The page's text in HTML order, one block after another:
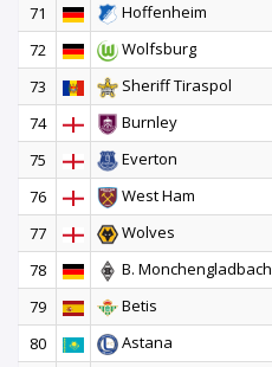
71
Hoffenheim
72
Wolfsburg
73
Sheriff Tiraspol
74
Burnley
75
Everton
76
West Ham
77
Wolves
78
B. Monchengladbach
79
Betis
80
Astana